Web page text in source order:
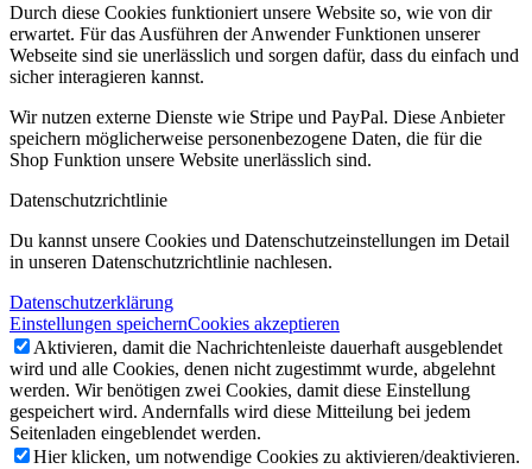
Durch diese Cookies funktioniert unsere Website so, wie von dir
erwartet. Für das Ausführen der Anwender Funktionen unserer
Webseite sind sie unerlässlich und sorgen dafür, dass du einfach und
sicher interagieren kannst.
Wir nutzen externe Dienste wie Stripe und PayPal. Diese Anbieter
speichern möglicherweise personenbezogene Daten, die für die
Shop Funktion unsere Website unerlässlich sind.
Datenschutzrichtlinie
Du kannst unsere Cookies und Datenschutzeinstellungen im Detail
in unseren Datenschutzrichtlinie nachlesen.
Datenschutzerklärung
Einstellungen speichernCookies akzeptieren
Aktivieren, damit die Nachrichtenleiste dauerhaft ausgeblendet
wird und alle Cookies, denen nicht zugestimmt wurde, abgelehnt
werden. Wir benötigen zwei Cookies, damit diese Einstellung
gespeichert wird. Andernfalls wird diese Mitteilung bei jedem
Seitenladen eingeblendet werden.
Hier klicken, um notwendige Cookies zu aktivieren/deaktivieren.